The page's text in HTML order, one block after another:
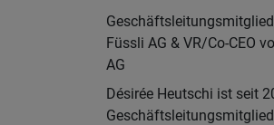
Füssli AG & VR/Co-CEO
AG
Désirée Heutschi ist seit